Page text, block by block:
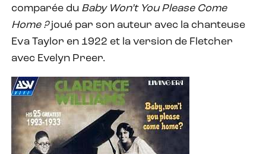
comparée du Baby Won’t You Please Come
Home ?joué par son auteur avec la chanteuse
Eva Taylor en 1922 et la version de Fletcher
avec Evelyn Preer.